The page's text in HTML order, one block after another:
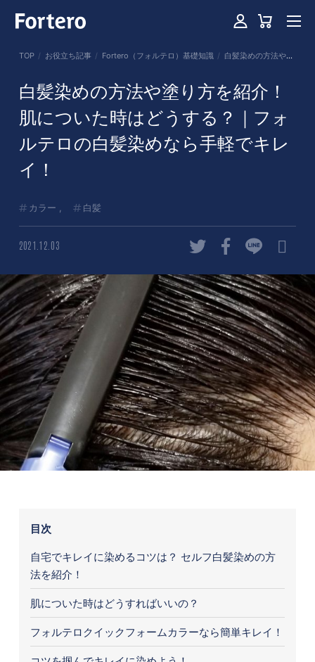
TOP お役立ち記事 Fortero（フォルテロ）基礎知識 白髪染めの方法や塗り方を紹介！肌についた時はどうする？｜フォルテロの白髪染めなら手軽でキレイ！
白髪染めの方法や塗り方を紹介！
肌についた時はどうする？｜フォ
ルテロの白髪染めなら手軽でキレ
イ！
カラー 白髪
2021.12.03
目次
自宅でキレイに染めるコツは？ セルフ白髪染めの方
法を紹介！
肌についた時はどうすればいいの？
フォルテロクイックフォームカラーなら簡単キレイ！